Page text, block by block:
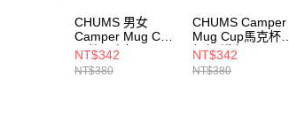
CHUMS 男女
Camper Mug Cup
露營馬克杯 250ml
CH621244W080
NT$342
NT$380
CHUMS Camper
Mug Cup馬克杯
粉紅/淺灰
CH621244R133
NT$342
NT$380